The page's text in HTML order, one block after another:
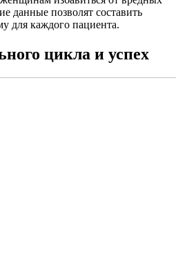
данные позволят составить
для каждого пациента.
цикла и успех